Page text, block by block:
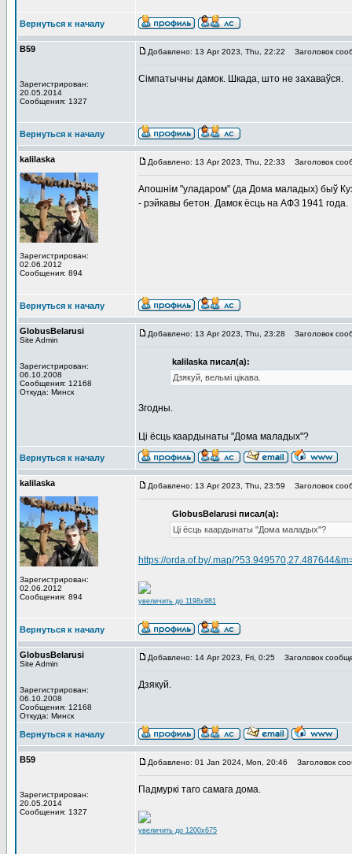
Вернуться к началу
В59
Зарегистрирован:
20.05.2014
Сообщения: 1327
Добавлено: 13 Apr 2023, Thu, 22:22 Заголовок
Сімпатычны дамок. Шкада, што не захаваўся.
Вернуться к началу
kalilaska
Зарегистрирован:
02.06.2012
Сообщения: 894
Добавлено: 13 Apr 2023, Thu, 22:33 Заголовок
Апошнiм "уладаром" (да Дома маладых) быў
- рэйкавы бетон. Дамок ёсць на АФЗ 1941 года.
Вернуться к началу
GlobusBelarusi
Site Admin
Зарегистрирован:
06.10.2008
Сообщения: 12168
Откуда: Минск
Добавлено: 13 Apr 2023, Thu, 23:28 Заголовок
kalilaska писал(а):
Дзякуй, вельмi цiкава.
Згодны.
Ці ёсць каардынаты "Дома маладых"?
Вернуться к началу
kalilaska
Зарегистрирован:
02.06.2012
Сообщения: 894
Добавлено: 13 Apr 2023, Thu, 23:59 Заголовок
GlobusBelarusi писал(а):
Ці ёсць каардынаты "Дома маладых"?
https://orda.of.by/.map/
увеличить до 1198x981
Вернуться к началу
GlobusBelarusi
Site Admin
Зарегистрирован:
06.10.2008
Сообщения: 12168
Откуда: Минск
Добавлено: 14 Apr 2023, Fri, 0:25 Заголовок
Дзякуй.
Вернуться к началу
В59
Зарегистрирован:
20.05.2014
Сообщения: 1327
Добавлено: 01 Jan 2024, Mon, 20:46 Заголовок
Падмуркі таго самага дома.
увеличить до 1200x675